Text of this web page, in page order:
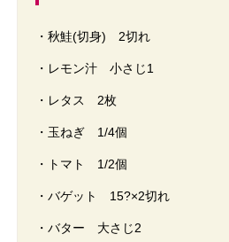
・秋鮭(切身) 2切れ
・レモン汁 小さじ1
・レタス 2枚
・玉ねぎ 1/4個
・トマト 1/2個
・バゲット 15?×2切れ
・バター 大さじ2